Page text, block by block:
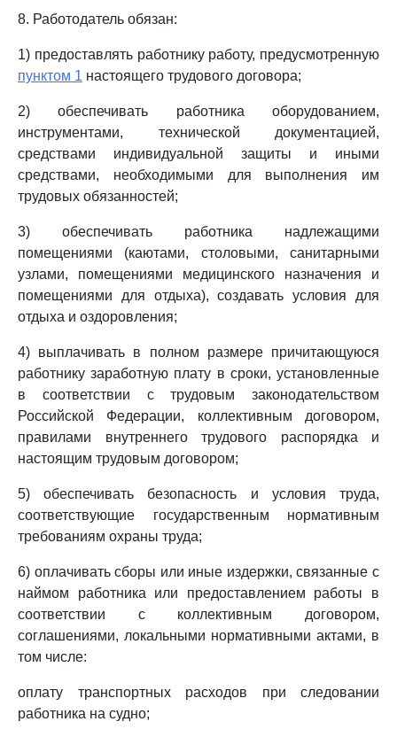
8. Работодатель обязан:
1) предоставлять работнику работу, предусмотренную
пунктом 1 настоящего трудового договора;
2) обеспечивать работника оборудованием,
инструментами, технической документацией,
средствами индивидуальной защиты и иными
средствами, необходимыми для выполнения им
трудовых обязанностей;
3) обеспечивать работника надлежащими
помещениями (каютами, столовыми, санитарными
узлами, помещениями медицинского назначения и
помещениями для отдыха), создавать условия для
отдыха и оздоровления;
4) выплачивать в полном размере причитающуюся
работнику заработную плату в сроки, установленные
в соответствии с трудовым законодательством
Российской Федерации, коллективным договором,
правилами внутреннего трудового распорядка и
настоящим трудовым договором;
5) обеспечивать безопасность и условия труда,
соответствующие государственным нормативным
требованиям охраны труда;
6) оплачивать сборы или иные издержки, связанные с
наймом работника или предоставлением работы в
соответствии с коллективным договором,
соглашениями, локальными нормативными актами, в
том числе:
оплату транспортных расходов при следовании
работника на судно;